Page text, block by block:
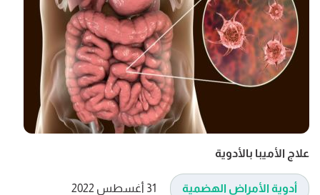
علاج الأميبا بالأدوية
أدوية الأمراض الهضمية 31 أغسطس 2022